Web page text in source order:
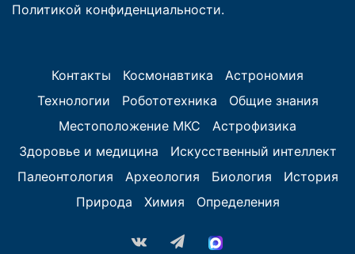
Политикой конфиденциальности.
Контакты Космонавтика
Астрономия
Технологии
Робототехника
Общие знания
Местоположение МКС
Астрофизика
Здоровье и медицина
Искусственный интеллект
Палеонтология
Археология Биология
История
Природа
Химия Определения
vk.com Telegram